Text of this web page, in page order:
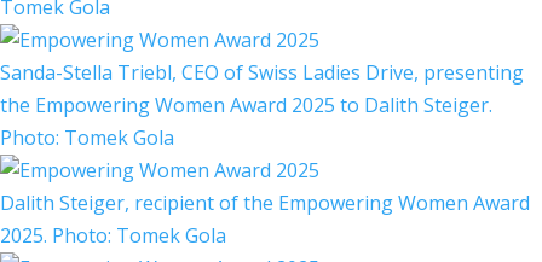
Tomek Gola
Sanda-Stella Triebl, CEO of Swiss Ladies Drive, presenting
the Empowering Women Award 2025 to Dalith Steiger.
Photo: Tomek Gola
Dalith Steiger, recipient of the Empowering Women Award
2025. Photo: Tomek Gola